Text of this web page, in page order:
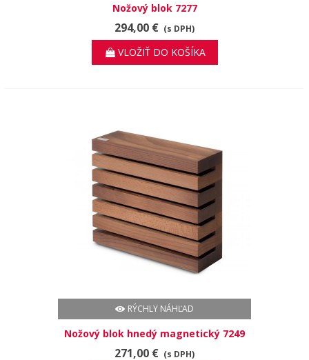
Nožový blok 7277
294,00 € (s DPH)
VLOŽIŤ DO KOŠÍKA
RÝCHLY NÁHĽAD
Nožový blok hnedý magnetický 7249
271,00 € (s DPH)